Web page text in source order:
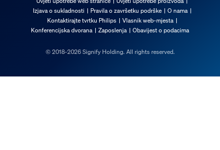
Izjava o sukladnosti
Pravila o završetku podrške
O nama
Kontaktirajte tvrtku Philips
Vlasnik web-mjesta
Konferencijska dvorana
Zaposlenja Obavijest o podacima
© 2018-2026 Signify Holding. All rights reserved.